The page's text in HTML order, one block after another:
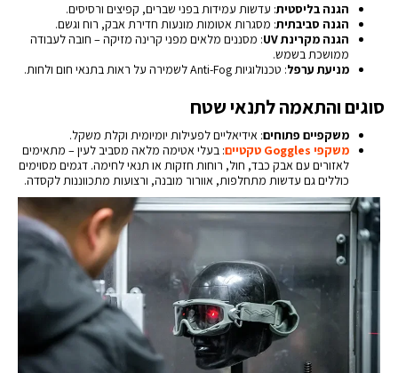
הגנה בליסטית: עדשות עמידות בפני שברים, קפיצים ורסיסים.
הגנה סביבתית: מסגרות אטומות מונעות חדירת אבק, רוח וגשם.
הגנה מקרינת UV
: מסננים מלאים מפני קרינה מזיקה – חובה לעבודה
ממושכת בשמש.
מניעת ערפל: טכנולוגיות Anti-Fog לשמירה על ראות בתנאי חום ולחות.
סוגים והתאמה לתנאי שטח
משקפיים פתוחים: אידיאליים לפעילות יומיומית וקלת משקל.
משקפי Goggles טקטיים
: בעלי אטימה מלאה מסביב לעין – מתאימים
לאזורים עם אבק כבד, חול, רוחות חזקות או תנאי לחימה. דגמים מסוימים
כוללים גם עדשות מתחלפות, אוורור מובנה, ורצועות מתכווננות לקסדה.